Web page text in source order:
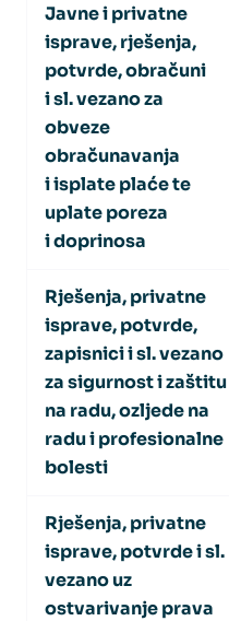
Javne i privatne
isprave, rješenja,
potvrde, obračuni
i sl. vezano za
obveze
obračunavanja
i isplate plaće te
uplate poreza
i doprinosa
Rješenja, privatne
isprave, potvrde,
zapisnici i sl. vezano
za sigurnost i zaštitu
na radu, ozljede na
radu i profesionalne
bolesti
Rješenja, privatne
isprave, potvrde i sl.
vezano uz
ostvarivanje prava